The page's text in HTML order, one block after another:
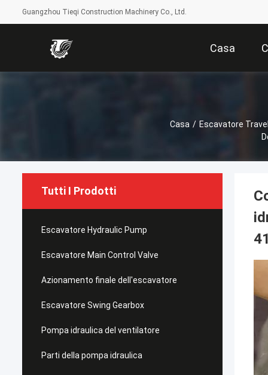
Guangzhou Tieqi Construction Machinery Co., Ltd.
Casa
Casa / Escavatore
Tutti I Prodotti
Escavatore Hydraulic Pump
Escavatore Main Control Valve
Azionamento finale dell'escavatore
Escavatore Swing Gearbox
Pompa idraulica del ventilatore
Parti della pompa idraulica